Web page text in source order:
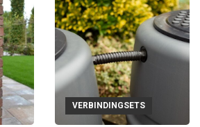
VERBINDINGSETS